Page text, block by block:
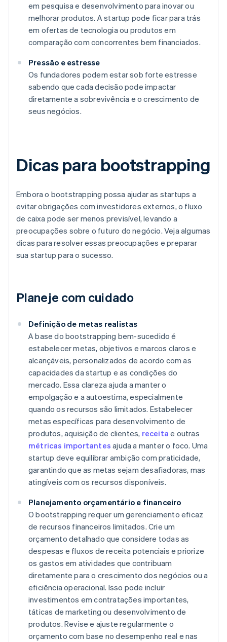
em pesquisa e desenvolvimento para inovar ou
melhorar produtos. A startup pode ficar para trás
em ofertas de tecnologia ou produtos em
comparação com concorrentes bem financiados.
Pressão e estresse
Os fundadores podem estar sob forte estresse
sabendo que cada decisão pode impactar
diretamente a sobrevivência e o crescimento de
seus negócios.
Dicas para bootstrapping
Embora o bootstrapping possa ajudar as startups a
evitar obrigações com investidores externos, o fluxo
de caixa pode ser menos previsível, levando a
preocupações sobre o futuro do negócio. Veja algumas
dicas para resolver essas preocupações e preparar
sua startup para o sucesso.
Planeje com cuidado
Definição de metas realistas
A base do bootstrapping bem-sucedido é
estabelecer metas, objetivos e marcos claros e
alcançáveis, personalizados de acordo com as
capacidades da startup e as condições do
mercado. Essa clareza ajuda a manter o
empolgação e a autoestima, especialmente
quando os recursos são limitados. Estabelecer
metas específicas para desenvolvimento de
produtos, aquisição de clientes, receita e outras
métricas importantes ajuda a manter o foco. Uma
startup deve equilibrar ambição com praticidade,
garantindo que as metas sejam desafiadoras, mas
atingíveis com os recursos disponíveis.
Planejamento orçamentário e financeiro
O bootstrapping requer um gerenciamento eficaz
de recursos financeiros limitados. Crie um
orçamento detalhado que considere todas as
despesas e fluxos de receita potenciais e priorize
os gastos em atividades que contribuam
diretamente para o crescimento dos negócios ou a
eficiência operacional. Isso pode incluir
investimentos em contratações importantes,
táticas de marketing ou desenvolvimento de
produtos. Revise e ajuste regularmente o
orçamento com base no desempenho real e nas